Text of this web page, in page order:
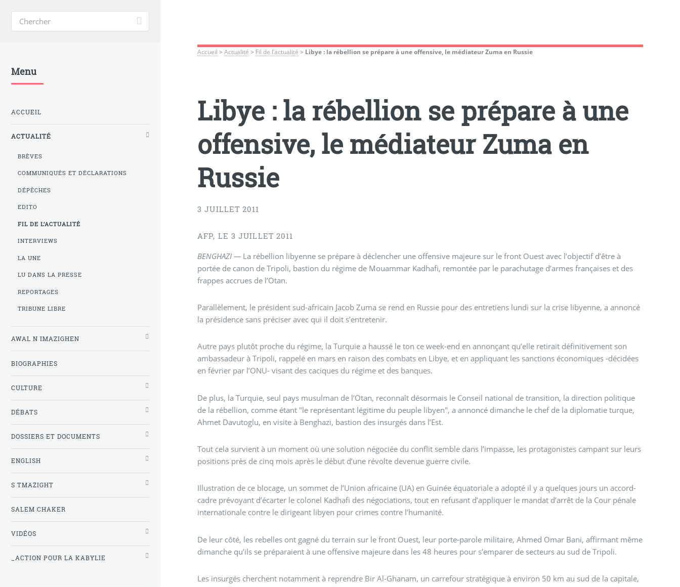
Accueil >Actualité > Fil de l’actualité > Libye : la rébellion se prépare à une offensive, le médiateur Zuma en Russie
Libye : la rébellion se prépare à une
offensive, le médiateur Zuma en
Russie
3 JUILLET 2011
AFP, LE 3 JUILLET 2011
BENGHAZI — La rébellion libyenne se prépare à déclencher une offensive majeure sur le front Ouest avec l’objectif d’être à
portée de canon de Tripoli, bastion du régime de Mouammar Kadhafi, remontée par le parachutage d’armes françaises et des
frappes accrues de l’Otan.
Parallèlement, le président sud-africain Jacob Zuma se rend en Russie pour des entretiens lundi sur la crise libyenne, a annoncé
la présidence sans préciser avec qui il doit s’entretenir.
Autre pays plutôt proche du régime, la Turquie a haussé le ton ce week-end en annonçant qu’elle retirait définitivement son
ambassadeur à Tripoli, rappelé en mars en raison des combats en Libye, et en appliquant les sanctions économiques -décidées
en février par l’ONU- visant des caciques du régime et des banques.
De plus, la Turquie, seul pays musulman de l’Otan, reconnaît désormais le Conseil national de transition, la direction politique
de la rébellion, comme étant "le représentant légitime du peuple libyen", a annoncé dimanche le chef de la diplomatie turque,
Ahmet Davutoglu, en visite à Benghazi, bastion des insurgés dans l’Est.
Tout cela survient à un moment où une solution négociée du conflit semble dans l’impasse, les protagonistes campant sur leurs
positions près de cinq mois après le début d’une révolte devenue guerre civile.
Illustration de ce blocage, un sommet de l’Union africaine (UA) en Guinée équatoriale a adopté il y a quelques jours un accord-
cadre prévoyant d’écarter le colonel Kadhafi des négociations, tout en refusant d’appliquer le mandat d’arrêt de la Cour pénale
internationale contre le dirigeant libyen pour crimes contre l’humanité.
De leur côté, les rebelles ont gagné du terrain sur le front Ouest, leur porte-parole militaire, Ahmed Omar Bani, affirmant même
dimanche qu’ils se préparaient à une offensive majeure dans les 48 heures pour s’emparer de secteurs au sud de Tripoli.
Les insurgés cherchent notamment à reprendre Bir Al-Ghanam, un carrefour stratégique à environ 50 km au sud de la capitale,
Menu
ACCUEIL
ACTUALITÉ
BRÈVES
COMMUNIQUÉS ET DÉCLARATIONS
DÉPÊCHES
EDITO
FIL DE L’ACTUALITÉ
INTERVIEWS
LA UNE
LU DANS LA PRESSE
REPORTAGES
TRIBUNE LIBRE
AWAL N IMAZIGHEN
BIOGRAPHIES
CULTURE
DÉBATS
DOSSIERS ET DOCUMENTS
ENGLISH
S TMAZIGHT
SALEM CHAKER
VIDÉOS
_ACTION POUR LA KABYLIE